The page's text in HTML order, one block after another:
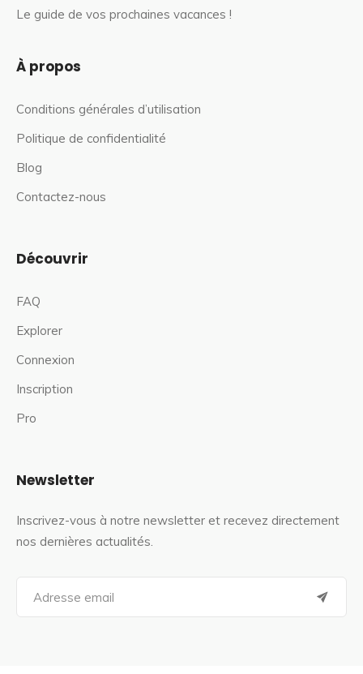
Le guide de vos prochaines vacances !
À propos
Conditions générales d’utilisation
Politique de confidentialité
Blog
Contactez-nous
Découvrir
FAQ
Explorer
Connexion
Inscription
Pro
Newsletter
Inscrivez-vous à notre newsletter et recevez directement
nos dernières actualités.
a